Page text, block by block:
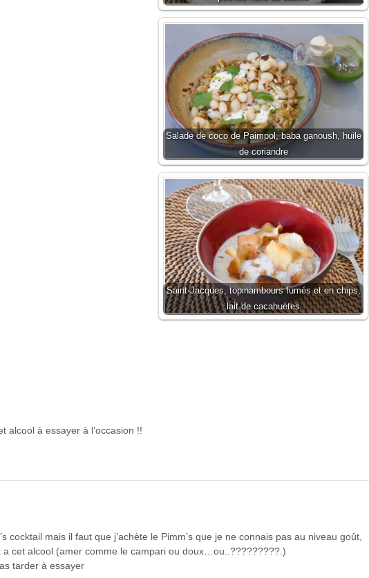
Salade de coco de Paimpol, baba ganoush, huile
de coriandre
Saint-Jacques, topinambours fumés et en chips,
lait de cacahuètes
alcool à essayer à l’occasion !!
cocktail mais il faut que j’achète le Pimm’s que je ne connais pas au niveau goût,
cet alcool (amer comme le campari ou doux…ou..?????????.)
tarder à essayer